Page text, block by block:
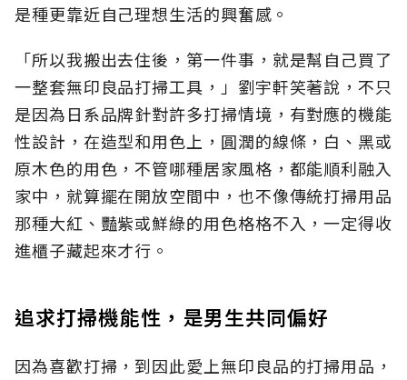
是種更靠近自己理想生活的興奮感。
「所以我搬出去住後，第一件事，就是幫自己買了
一整套無印良品打掃工具，」劉宇軒笑著說，不只
是因為日系品牌針對許多打掃情境，有對應的機能
性設計，在造型和用色上，圓潤的線條，白、黑或
原木色的用色，不管哪種居家風格，都能順利融入
家中，就算擺在開放空間中，也不像傳統打掃用品
那種大紅、豔紫或鮮綠的用色格格不入，一定得收
進櫃子藏起來才行。
追求打掃機能性，是男生共同偏好
因為喜歡打掃，到因此愛上無印良品的打掃用品，